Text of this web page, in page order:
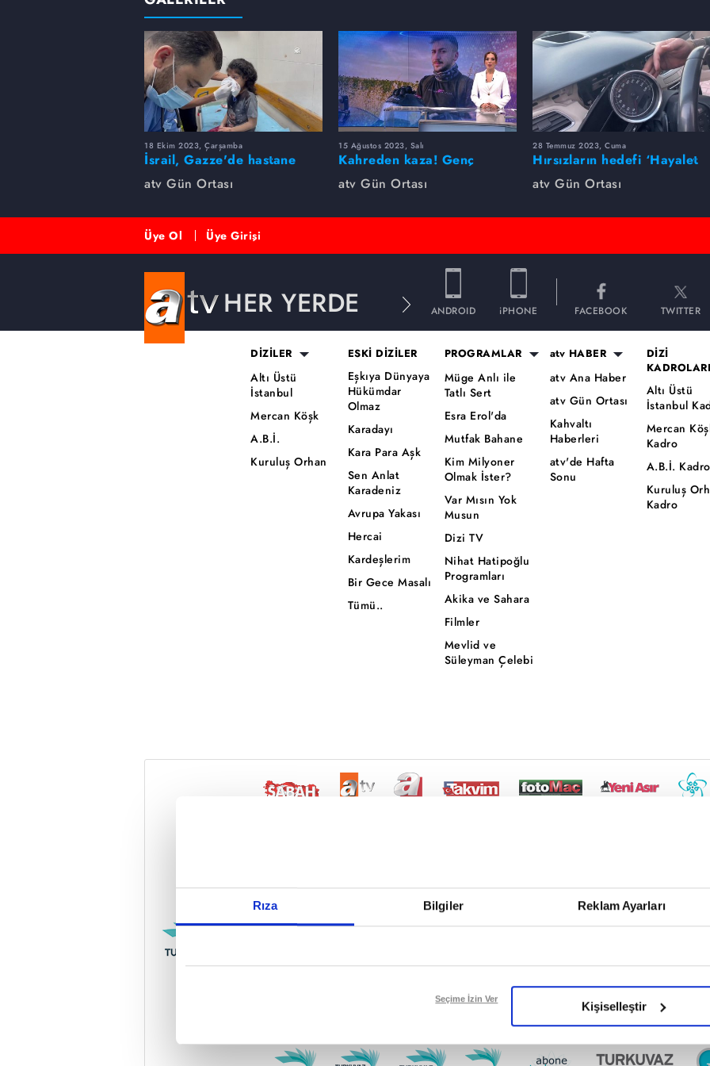
Rıza Bilgiler Reklam Ayarları
Reddet
Seçime İzin Ver
Kişiselleştir
18 Ekim 2023, Çarşamba
İsrail, Gazze'de hastane
bombaladı! Yüzlerce ölü
var...
atv Gün Ortası
15 Ağustos 2023, Salı
Kahreden kaza! Genç
fenomen hayatını kaybetti...
atv Gün Ortası
28 Temmuz 2023, Cuma
Hırsızların hedefi ‘Hayalet
Ekran’
atv Gün Ortası
Üye Ol Üye Girişi
HER YERDE ANDROID iPHONE FACEBOOK TWITTER
DİZİLER
Altı Üstü
İstanbul
Mercan Köşk
A.B.İ.
Kuruluş Orhan
ESKİ DİZİLER
Eşkıya Dünyaya
Hükümdar
Olmaz
Karadayı
Kara Para Aşk
Sen Anlat
Karadeniz
Avrupa Yakası
Hercai
Kardeşlerim
Bir Gece Masalı
Tümü..
PROGRAMLAR
Müge Anlı ile
Tatlı Sert
Esra Erol'da
Mutfak Bahane
Kim Milyoner
Olmak İster?
Var Mısın Yok
Musun
Dizi TV
Nihat Hatipoğlu
Programları
Akika ve Sahara
Filmler
Mevlid ve
Süleyman Çelebi
atv HABER
atv Ana Haber
atv Gün Ortası
Kahvaltı
Haberleri
atv'de Hafta
Sonu
DİZİ
Altı Üstü
İstanbul
Mercan
Kadro
A.B.İ. Kadro
Kuruluş
Kadro